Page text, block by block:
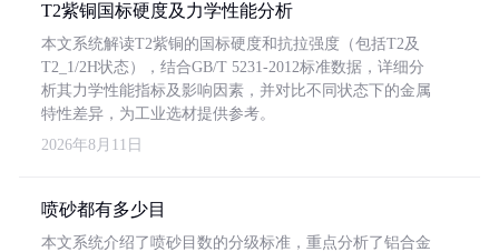
T2紫铜国标硬度及力学性能分析
本文系统解读T2紫铜的国标硬度和抗拉强度（包括T2及
T2_1/2H状态），结合GB/T 5231-2012标准数据，详细分
析其力学性能指标及影响因素，并对比不同状态下的金属
特性差异，为工业选材提供参考。
2026年8月11日
喷砂都有多少目
本文系统介绍了喷砂目数的分级标准，重点分析了铝合金